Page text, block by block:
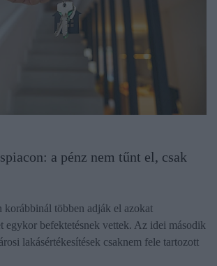
a pénz nem tűnt el, csak
korábbinál többen adják el azokat
egykor befektetésnek vettek. Az idei második
lakásértékesítések csaknem fele tartozott